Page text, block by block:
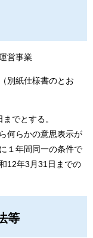
営事業
別紙仕様書のとお
でとする。
らかの意思表示が
１年間同一の条件で
12年3月31日までの
等